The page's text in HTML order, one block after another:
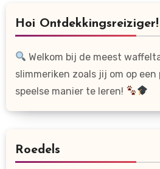
Hoi Ontdekkingsreiziger!
Welkom bij de meest
slimmeriken zoals jij om op
speelse manier te leren!
Roedels